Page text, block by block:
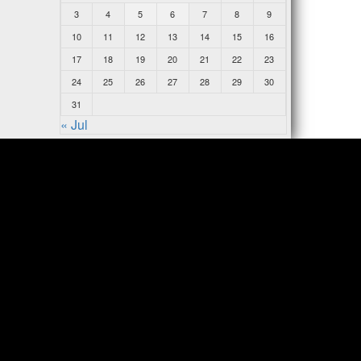
3
4 5 6 7 8
9
10
11 12 13 14 15
16
17
18 19 20 21 22
23
24
25 26 27 28 29
30
31
« Jul